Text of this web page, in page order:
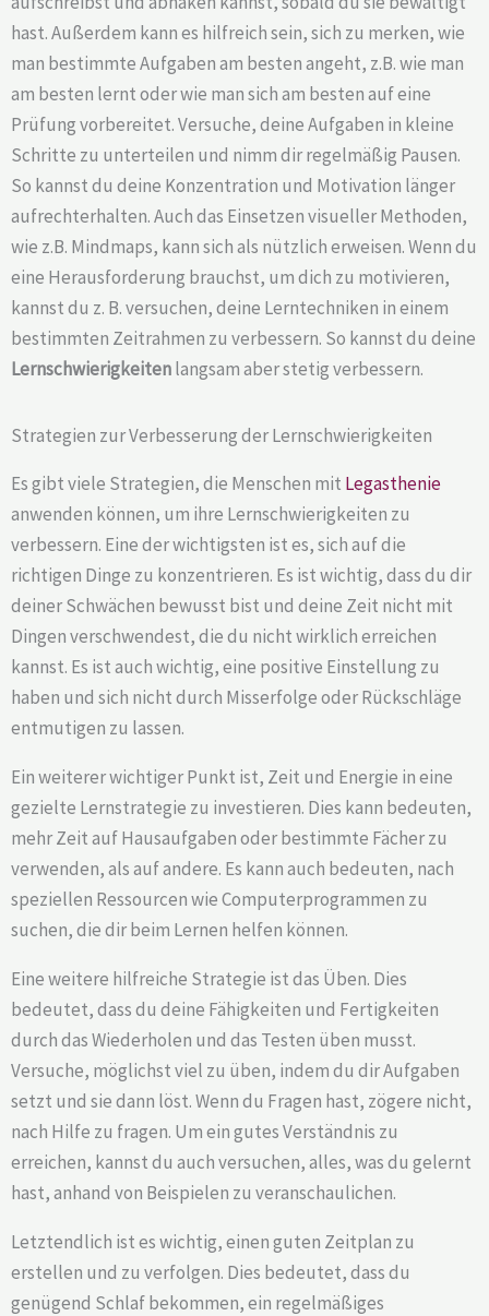
hast. Außerdem kann es hilfreich sein, sich zu merken, wie
man bestimmte Aufgaben am besten angeht, z.B. wie man
am besten lernt oder wie man sich am besten auf eine
Prüfung vorbereitet. Versuche, deine Aufgaben in kleine
Schritte zu unterteilen und nimm dir regelmäßig Pausen.
So kannst du deine Konzentration und Motivation länger
aufrechterhalten. Auch das Einsetzen visueller Methoden,
wie z.B. Mindmaps, kann sich als nützlich erweisen. Wenn du
eine Herausforderung brauchst, um dich zu motivieren,
kannst du z. B. versuchen, deine Lerntechniken in einem
bestimmten Zeitrahmen zu verbessern. So kannst du deine
Lernschwierigkeitenlangsam aber stetig verbessern.
Strategien zur Verbesserung der Lernschwierigkeiten
Es gibt viele Strategien, die Menschen mit Legasthenie
anwenden können, um ihre Lernschwierigkeiten zu
verbessern. Eine der wichtigsten ist es, sich auf die
richtigen Dinge zu konzentrieren. Es ist wichtig, dass du dir
deiner Schwächen bewusst bist und deine Zeit nicht mit
Dingen verschwendest, die du nicht wirklich erreichen
kannst. Es ist auch wichtig, eine positive Einstellung zu
haben und sich nicht durch Misserfolge oder Rückschläge
entmutigen zu lassen.
Ein weiterer wichtiger Punkt ist, Zeit und Energie in eine
gezielte Lernstrategie zu investieren. Dies kann bedeuten,
mehr Zeit auf Hausaufgaben oder bestimmte Fächer zu
verwenden, als auf andere. Es kann auch bedeuten, nach
speziellen Ressourcen wie Computerprogrammen zu
suchen, die dir beim Lernen helfen können.
Eine weitere hilfreiche Strategie ist das Üben. Dies
bedeutet, dass du deine Fähigkeiten und Fertigkeiten
durch das Wiederholen und das Testen üben musst.
Versuche, möglichst viel zu üben, indem du dir Aufgaben
setzt und sie dann löst. Wenn du Fragen hast, zögere nicht,
nach Hilfe zu fragen. Um ein gutes Verständnis zu
erreichen, kannst du auch versuchen, alles, was du gelernt
hast, anhand von Beispielen zu veranschaulichen.
Letztendlich ist es wichtig, einen guten Zeitplan zu
erstellen und zu verfolgen. Dies bedeutet, dass du
genügend Schlaf bekommen, ein regelmäßiges